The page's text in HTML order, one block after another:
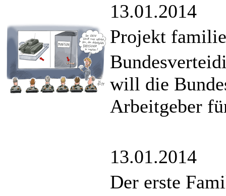
13.01.2014
Projekt
will die
Arbeitgeber
13.01.2014
Der erste